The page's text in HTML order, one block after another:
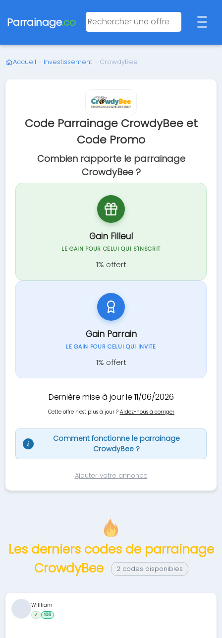
Parrainage.co
Accueil › Investissement › CrowdyBee
Code Parrainage CrowdyBee et
Code Promo
Combien rapporte le parrainage
CrowdyBee ?
Gain Filleul
LE GAIN POUR CELUI QUI S'INSCRIT
1% offert
Gain Parrain
LE GAIN POUR CELUI QUI INVITE
1% offert
Dernière mise à jour le 11/06/2026
Cette offre n'est plus à jour ? Aidez-nous à corriger
i
Comment fonctionne le parrainage
CrowdyBee ?
Ajouter votre annonce
Les derniers codes de parrainage
CrowdyBee
2 codes disponibles
Willliam
✓ 106